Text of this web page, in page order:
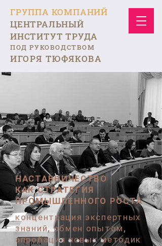
ГРУППА КОМПАНИЙ
ЦЕНТРАЛЬНЫЙ
ИНСТИТУТ ТРУДА
ПОД РУКОВОДСТВОМ
ИГОРЯ ТЮФЯКОВА
НАСТАВНИЧЕСТВО
КАК СТРАТЕГИЯ
ПРОМЫШЛЕННОГО РОСТА
концентрация экспертных
знаний, обмен опытом,
апробация новых методик